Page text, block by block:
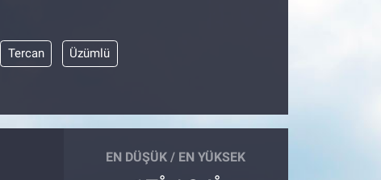
Tercan Üzümlü
EN DÜŞÜK / EN YÜKSEK